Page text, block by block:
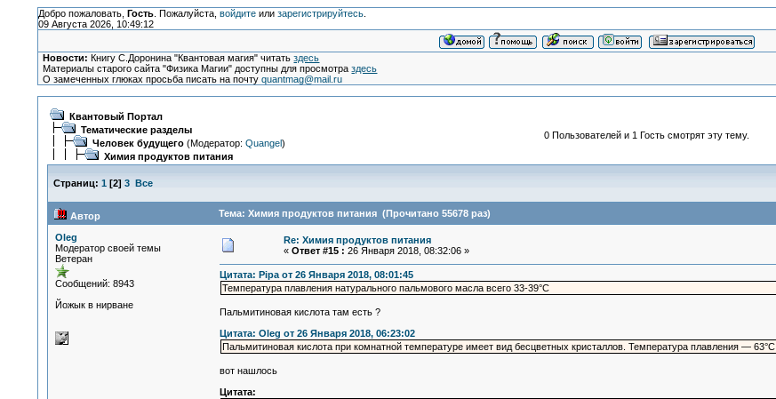
Добро пожаловать, Гость. Пожалуйста, войдитеили зарегистрируйтесь.
09 Августа 2026, 10:49:12
Новости: Книгу С.Доронина "Квантовая магия" читатьздесь
Материалы старого сайта "Физика Магии" доступны для просмотраздесь
О замеченных глюках просьба писать на почтуquantmag@mail.ru
Квантовый Портал
Тематические разделы
Человек будущего(Модератор: Quangel)
Химия продуктов питания
0 Пользователей и 1 Гость смотрят эту тему.
Страниц: 1 [2] 3 Все
Автор Тема: Химия продуктов питания (Прочитано 55678 раз)
Oleg
Модератор своей темы
Ветеран
Сообщений: 8943
Йожык в нирване
Re: Химия продуктов питания
« Ответ #15 : 26 Января 2018, 08:32:06 »
Цитата: Pipa от 26 Января 2018, 08:01:45
Температура плавления натурального пальмового масла всего 33-39°C
Пальмитиновая кислота там есть ?
Цитата: Oleg от 26 Января 2018, 06:23:02
Пальмитиновая кислота при комнатной температуре имеет вид бесцветных кристаллов. Температура плавления — 63°С.
вот нашлось
Цитата: